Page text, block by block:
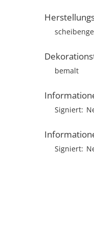
bemalt
Signiert
Signiert